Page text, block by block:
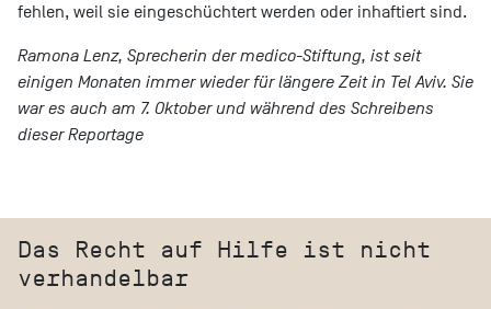
fehlen, weil sie eingeschüchtert werden oder inhaftiert sind.
Ramona Lenz, Sprecherin der medico-Stiftung, ist seit
einigen Monaten immer wieder für längere Zeit in Tel Aviv. Sie
war es auch am 7. Oktober und während des Schreibens
dieser Reportage
Das Recht auf Hilfe ist nicht
verhandelbar